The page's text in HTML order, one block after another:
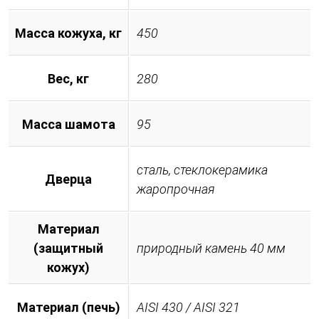
Масса кожуха, кг 450
Вес, кг 280
Масса шамота 95
Дверца
сталь, стеклокерамика
жаропрочная
Материал
(защитный
кожух)
природный камень 40 мм
Материал (печь) AISI 430 / AISI 321